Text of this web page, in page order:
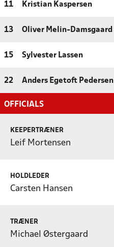
11 Kristian Kaspersen
13 Oliver Melin-Damsgaard
15 Sylvester Lassen
22 Anders Egetoft Pedersen
OFFICIALS
KEEPERTRÆNER
Leif Mortensen
HOLDLEDER
Carsten Hansen
TRÆNER
Michael Østergaard